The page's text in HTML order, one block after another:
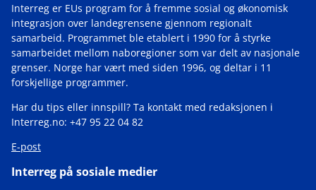
Interreg er EUs program for å fremme sosial og økonomisk
integrasjon over landegrensene gjennom regionalt
samarbeid. Programmet ble etablert i 1990 for å styrke
samarbeidet mellom naboregioner som var delt av nasjonale
grenser. Norge har vært med siden 1996, og deltar i 11
forskjellige programmer.
Har du tips eller innspill? Ta kontakt med redaksjonen i
Interreg.no: +47 95 22 04 82
E-post
Interreg på sosiale medier